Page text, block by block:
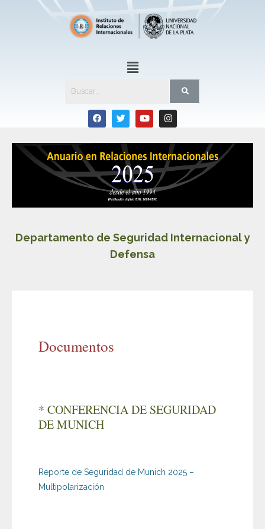
Departamento de Seguridad Internacional y
Defensa
Documentos
* CONFERENCIA DE SEGURIDAD
DE MUNICH
Reporte de Seguridad de Munich 2025 –
Multipolarización